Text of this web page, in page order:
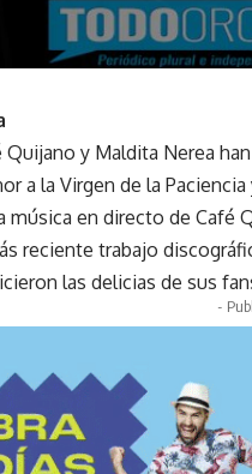
y Maldita Nerea
a la Virgen de la
música en directo de Café
reciente trabajo
las delicias de sus
-